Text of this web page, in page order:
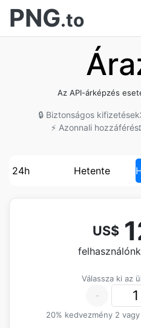
PNG.to
Az API-árképzés
🔒 Biztonságos kifizetések
⚡ Azonnali hozzáférés
24h Hetente
US$
Válassza ki az
-
20% kedvezmény 2